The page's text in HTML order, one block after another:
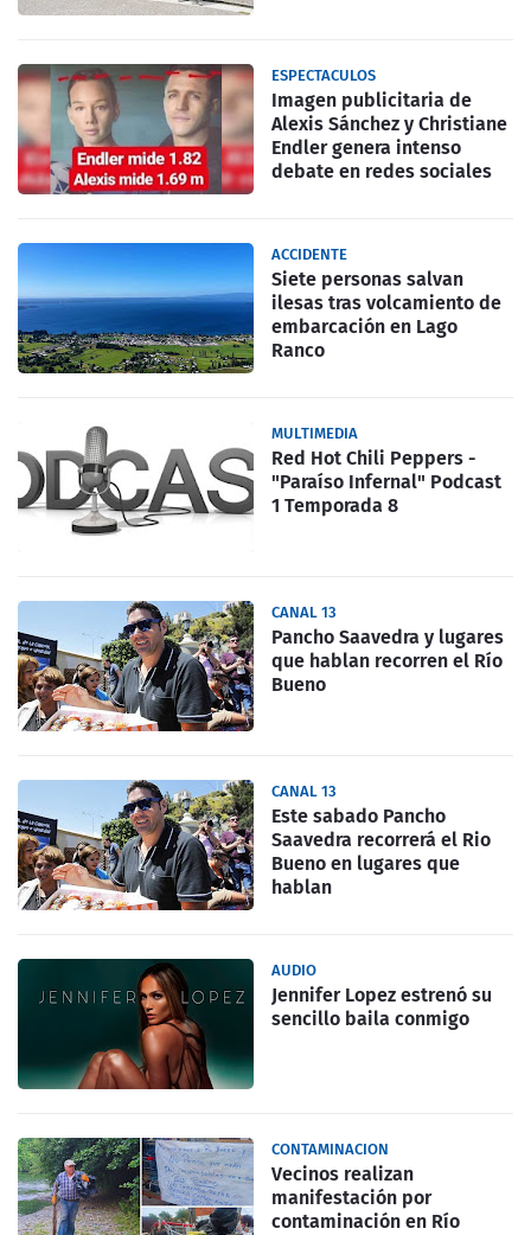
ESPECTACULOS
Imagen publicitaria de
Alexis Sánchez y Christiane
Endler genera intenso
debate en redes sociales
ACCIDENTE
Siete personas salvan
ilesas tras volcamiento de
embarcación en Lago
Ranco
MULTIMEDIA
Red Hot Chili Peppers -
"Paraíso Infernal" Podcast
1 Temporada 8
CANAL 13
Pancho Saavedra y lugares
que hablan recorren el Río
Bueno
CANAL 13
Este sabado Pancho
Saavedra recorrerá el Rio
Bueno en lugares que
hablan
AUDIO
Jennifer Lopez estrenó su
sencillo baila conmigo
CONTAMINACION
Vecinos realizan
manifestación por
contaminación en Río